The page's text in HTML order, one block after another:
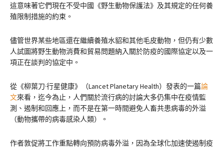
這意味著它們現在不受中國《野生動物保護法》及其規定的任何養
殖限制措施的約束。
儘管世界某些地區還在繼續養殖水貂和其他毛皮動物，但仍有少數
人試圖將野生動物消費和貿易問題納入關於防疫的國際協定以及一
項正在談判的協定中。
從《柳葉刀·行星健康》（Lancet Planetary Health）發表的一篇論
文來看，迄今為止，人們關於流行病的討論大多仍集中在疫情監
測、遏制和回應上，而不是在第一時間避免人畜共患病毒的外溢
（動物攜帶的病毒感染人類）。
作者敦促將工作重點轉向預防病毒外溢，因為全球化加速使遏制疫